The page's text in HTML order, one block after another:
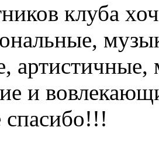
клуба
артистичные,
и